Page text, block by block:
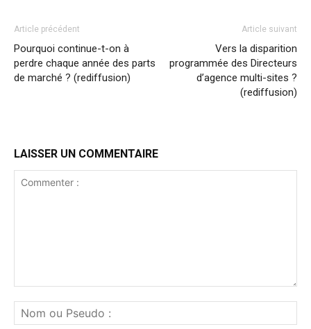
Article précédent
Pourquoi continue-t-on à
perdre chaque année des parts
de marché ? (rediffusion)
Article suivant
Vers la disparition
programmée des Directeurs
d’agence multi-sites ?
(rediffusion)
LAISSER UN COMMENTAIRE